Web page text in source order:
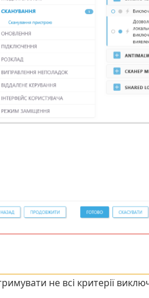
не всі критерії